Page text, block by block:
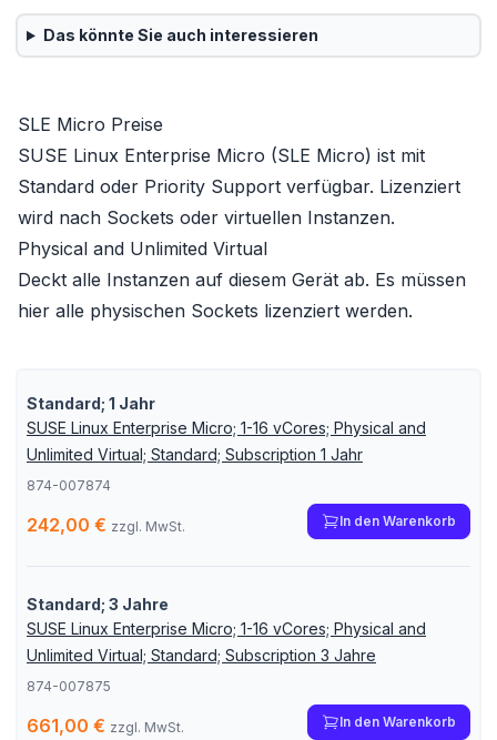
Das könnte Sie auch interessieren
SLE Micro Preise
SUSE Linux Enterprise Micro (SLE Micro) ist mit
Standard oder Priority Support verfügbar. Lizenziert
wird nach Sockets oder virtuellen Instanzen.
Physical and Unlimited Virtual
Deckt alle Instanzen auf diesem Gerät ab. Es müssen
hier alle physischen Sockets lizenziert werden.
Standard; 1 Jahr
SUSE Linux Enterprise Micro; 1-16 vCores; Physical and
Unlimited Virtual; Standard; Subscription 1 Jahr
874-007874
242,00 € zzgl. MwSt. In den Warenkorb
Standard; 3 Jahre
SUSE Linux Enterprise Micro; 1-16 vCores; Physical and
Unlimited Virtual; Standard; Subscription 3 Jahre
874-007875
661,00 € zzgl. MwSt. In den Warenkorb